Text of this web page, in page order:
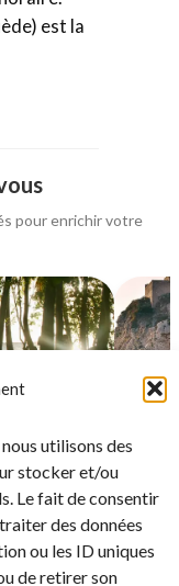
utilisons des
stocker et/ou
Le fait de consentir
des données
ou les ID uniques
de retirer son
est la
pour enrichir votre
SÉJOUR
3★ à prix